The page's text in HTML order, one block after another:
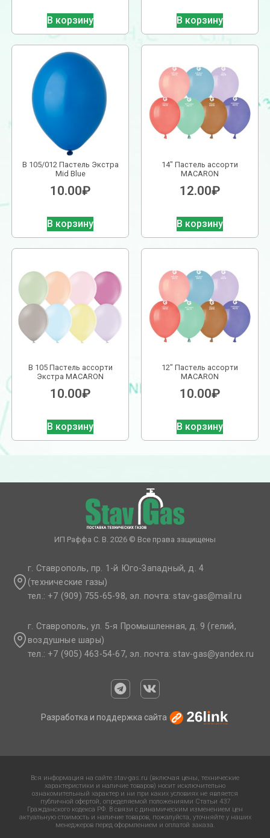
В корзину В корзину
В 105/012 Пастель Экстра
Mid Blue
10.00₽
В корзину
14″ Пастель ассорти
MACARON
12.00₽
В корзину
В 105 Пастель ассорти
Экстра MACARON
10.00₽
В корзину
12″ Пастель ассорти
MACARON
10.00₽
В корзину
ИП Раффа С. В. 2026 © Все права защищены
г. Ставрополь, пр. 1-й Юго-Западный, д. 4
(технические газы)
тел.: +7 (909) 755-65-98, эл. почта: stav-gas@mail.ru​
г. Ставрополь, ул. 5-я Промышленная, д. 9 (гелий,
воздушные шары)
тел.: +7 (905) 463-54-67, эл. почта: stav-gas@yandex.ru​
Разработка и поддержка сайта
Вся информация на сайте stav-gas.ru (включая цены, технические
характеристики и наличие товаров) носит исключительно
ознакомительный характер и ни при каких условиях не является
публичной офертой, определяемой положениями Статьи 437
Гражданского кодекса РФ. В связи с динамическим изменением цен
актуальную стоимость и наличие товаров, пожалуйста, уточняйте у наших
менеджеров перед оформлением и оплатой заказа.